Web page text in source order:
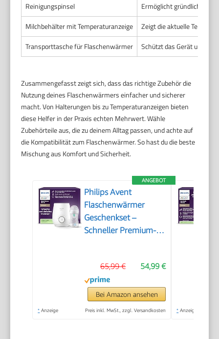
Reinigungspinsel
Ermöglicht gründliche
Milchbehälter mit Temperaturanzeige
Zeigt die aktuelle
Transporttasche für Flaschenwärmer
Schützt das Gerät
Zusammengefasst zeigt sich, dass das richtige Zubehör die
Nutzung deines Flaschenwärmers einfacher und sicherer
macht. Von Halterungen bis zu Temperaturanzeigen bieten
diese Helfer in der Praxis echten Mehrwert. Wähle
Zubehörteile aus, die zu deinem Alltag passen, und achte auf
die Kompatibilität zum Flaschenwärmer. So hast du die beste
Mischung aus Komfort und Sicherheit.
ANGEBOT
Philips Avent
Flaschenwärmer
Geschenkset –
Schneller Premium-
Babyflasche,
intelligente
Temperaturregelung,
automatische
54,99 €
65,99 €
Bei Amazon ansehen
* Anzeige Preis inkl. MwSt., zzgl. Versandkosten * Anzeige